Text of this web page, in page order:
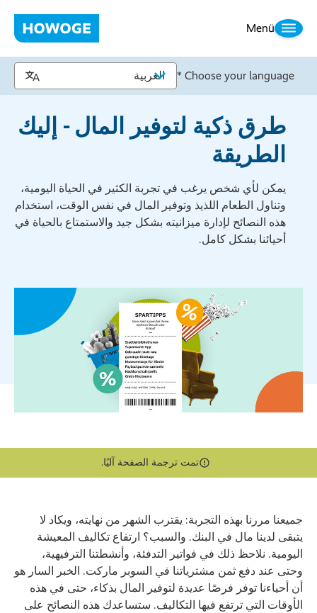
Menü
Choose your language *
طرق ذكية لتوفير المال - إليك
الطريقة
يمكن لأي شخص يرغب في تجربة الكثير في الحياة اليومية،
وتناول الطعام اللذيذ وتوفير المال في نفس الوقت، استخدام
هذه النصائح لإدارة ميزانيته بشكل جيد والاستمتاع بالحياة في
أحيائنا بشكل كامل.
تمت ترجمة الصفحة آليًا.
جميعنا مررنا بهذه التجربة: يقترب الشهر من نهايته، ويكاد لا
يتبقى لدينا مال في البنك. والسبب؟ ارتفاع تكاليف المعيشة
اليومية. نلاحظ ذلك في فواتير التدفئة، وأنشطتنا الترفيهية،
وحتى عند دفع ثمن مشترياتنا في السوبر ماركت. الخبر السار هو
أن أحياءنا توفر فرصًا عديدة لتوفير المال بذكاء، حتى في هذه
الأوقات التي ترتفع فيها التكاليف. ستساعدك هذه النصائح على